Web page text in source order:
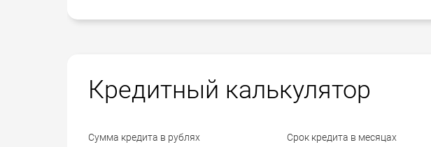
Кредитный калькулятор
Сумма кредита в рублях Срок кредита в месяцах